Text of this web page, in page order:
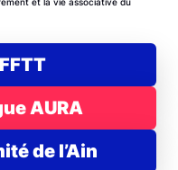
AURA
de l’Ain